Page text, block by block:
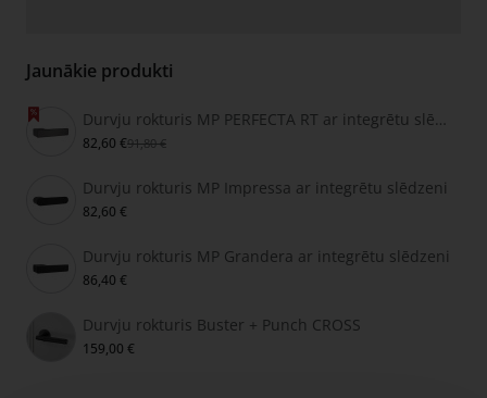
Jaunākie produkti
Durvju rokturis MP PERFECTA RT ar integrētu slēdzeni
82,60 €91,80 €
Durvju rokturis MP Impressa ar integrētu slēdzeni
82,60 €
Durvju rokturis MP Grandera ar integrētu slēdzeni
86,40 €
Durvju rokturis Buster + Punch CROSS
159,00 €